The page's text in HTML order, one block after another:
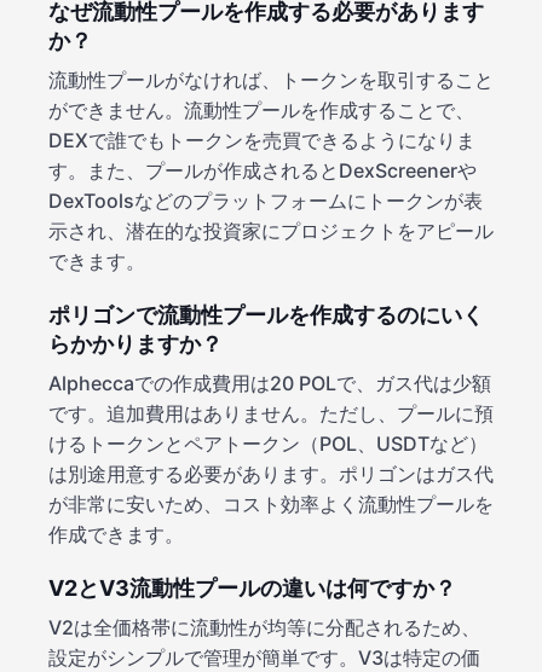
なぜ流動性プールを作成する必要があります
か？
流動性プールがなければ、トークンを取引すること
ができません。流動性プールを作成することで、
DEXで誰でもトークンを売買できるようになりま
す。また、プールが作成されるとDexScreenerや
DexToolsなどのプラットフォームにトークンが表
示され、潜在的な投資家にプロジェクトをアピール
できます。
ポリゴンで流動性プールを作成するのにいく
らかかりますか？
Alpheccaでの作成費用は20 POLで、ガス代は少額
です。追加費用はありません。ただし、プールに預
けるトークンとペアトークン（POL、USDTなど）
は別途用意する必要があります。ポリゴンはガス代
が非常に安いため、コスト効率よく流動性プールを
作成できます。
V2とV3流動性プールの違いは何ですか？
V2は全価格帯に流動性が均等に分配されるため、
設定がシンプルで管理が簡単です。V3は特定の価